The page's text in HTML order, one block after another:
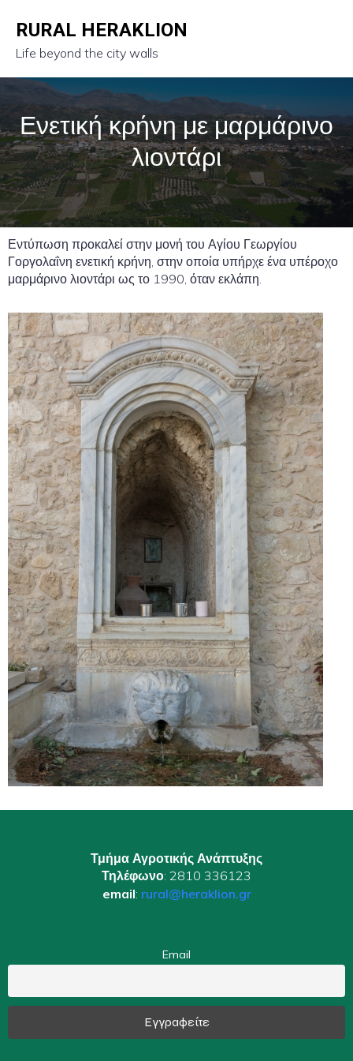
RURAL HERAKLION
Life beyond the city walls
Ενετική κρήνη με μαρμάρινο
λιοντάρι
Εντύπωση προκαλεί στην μονή του Αγίου Γεωργίου
Γοργολαΐνη ενετική κρήνη, στην οποία υπήρχε ένα υπέροχο
μαρμάρινο λιοντάρι ως το 1990, όταν εκλάπη.
Τμήμα Αγροτικής Ανάπτυξης
Τηλέφωνο: 2810 336123
email: rural@heraklion.gr
Email